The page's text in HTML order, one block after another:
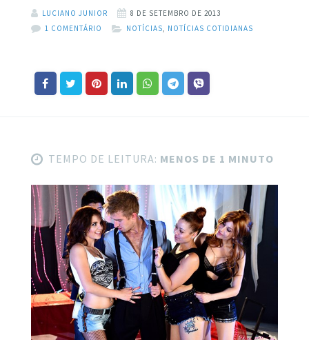
LUCIANO JUNIOR
8 DE SETEMBRO DE 2013
1 COMENTÁRIO
NOTÍCIAS NOTÍCIAS COTIDIANAS
TEMPO DE LEITURA: MENOS DE 1 MINUTO